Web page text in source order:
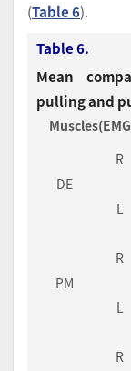
(Table 6).
Table 6.
Mean
pulling and
DE
R
L
PM
R
L
R